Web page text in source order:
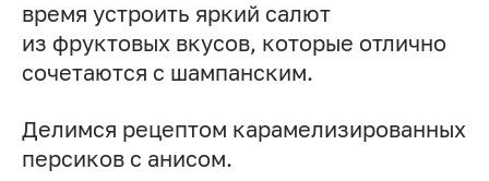
время устроить яркий салют
из фруктовых вкусов, которые отлично
сочетаются с шампанским.
Делимся рецептом карамелизированных
персиков с анисом.